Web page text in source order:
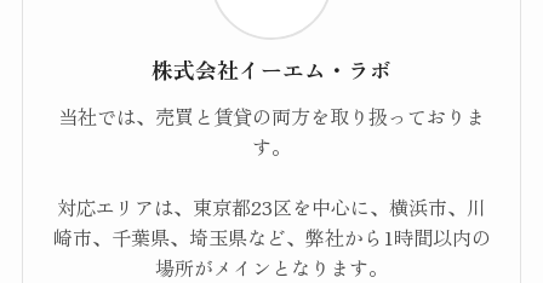
株式会社イーエム・ラボ
当社では、売買と賃貸の両方を取り扱っておりま
す。
対応エリアは、東京都23区を中心に、横浜市、川
崎市、千葉県、埼玉県など、弊社から1時間以内の
場所がメインとなります。